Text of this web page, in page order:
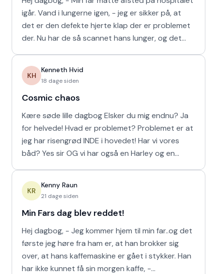
igår. Vand i lungerne igen, - jeg er sikker på, at
det er den defekte hjerte klap der er problemet
der. Nu har de så scannet hans lunger, og det
KH
Kenneth Hvid
18 dage siden
Cosmic chaos
Kære søde lille dagbog Elsker du mig endnu? Ja
for helvede! Hvad er problemet? Problemet er at
jeg har risengrød INDE i hovedet! Har vi vores
båd? Yes sir OG vi har også en Harley og en
KR
Kenny Raun
21 dage siden
Min Fars dag blev reddet!
Hej dagbog, - Jeg kommer hjem til min far..og det
første jeg høre fra ham er, at han brokker sig
over, at hans kaffemaskine er gået i stykker. Han
har ikke kunnet få sin morgen kaffe, -